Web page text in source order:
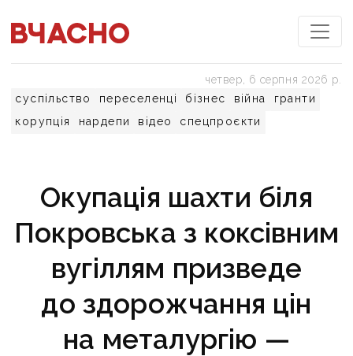
суспільство переселенці бізнес війна
гранти
корупція
нардепи відео спецпроєкти
четвер, 6 серпня 2026 р.
Окупація шахти біля
Покровська з коксівним
вугіллям призведе
до здорожчання цін
на металургію —